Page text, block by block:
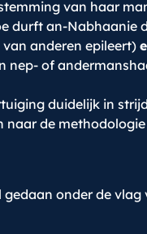
van haar
durft an-Nabhaanie
anderen epileert)
nep- of
duidelijk in
naar de
onder de vlag